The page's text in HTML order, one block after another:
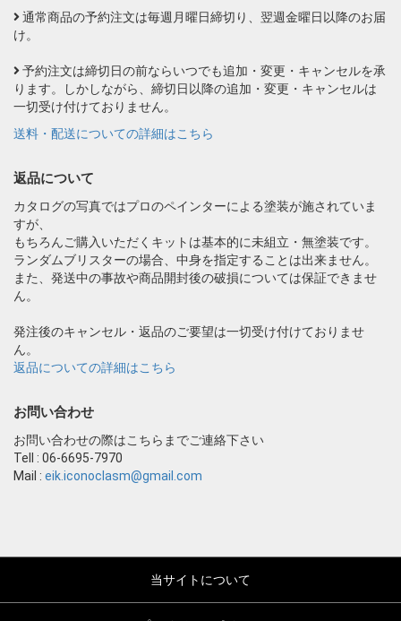
通常商品の予約注文は毎週月曜日締切り、翌週金曜日以降のお届
け。
予約注文は締切日の前ならいつでも追加・変更・キャンセルを承
ります。しかしながら、締切日以降の追加・変更・キャンセルは
一切受け付けておりません。
送料・配送についての詳細はこちら
返品について
カタログの写真ではプロのペインターによる塗装が施されていま
すが、
もちろんご購入いただくキットは基本的に未組立・無塗装です。
ランダムブリスターの場合、中身を指定することは出来ません。
また、発送中の事故や商品開封後の破損については保証できませ
ん。
発注後のキャンセル・返品のご要望は一切受け付けておりませ
ん。
返品についての詳細はこちら
お問い合わせ
お問い合わせの際はこちらまでご連絡下さい
Tell : 06-6695-7970
Mail : eik.iconoclasm@gmail.com
当サイトについて